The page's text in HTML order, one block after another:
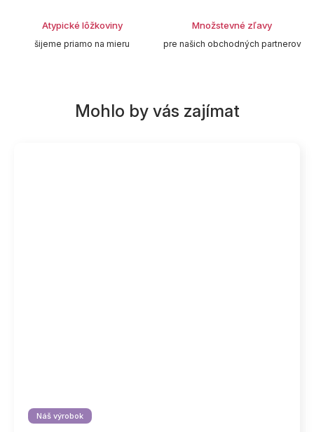
Atypické lôžkoviny
šijeme priamo na mieru
Množstevné zľavy
pre našich obchodných partnerov
Náš výrobok